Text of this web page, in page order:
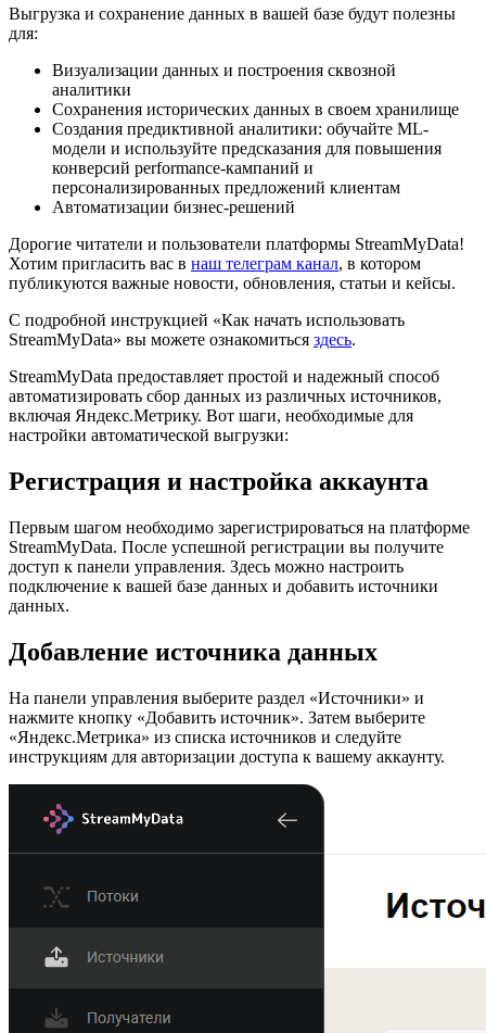
Выгрузка и сохранение данных в вашей базе будут полезны
для:
Визуализации данных и построения сквозной
аналитики
Сохранения исторических данных в своем хранилище
Создания предиктивной аналитики: обучайте ML-
модели и используйте предсказания для повышения
конверсий performance-кампаний и
персонализированных предложений клиентам
Автоматизации бизнес-решений
Дорогие читатели и пользователи платформы StreamMyData!
Хотим пригласить вас в наш телеграм канал, в котором
публикуются важные новости, обновления, статьи и кейсы.
С подробной инструкцией «Как начать использовать
StreamMyData» вы можете ознакомиться здесь.
StreamMyData предоставляет простой и надежный способ
автоматизировать сбор данных из различных источников,
включая Яндекс.Метрику. Вот шаги, необходимые для
настройки автоматической выгрузки:
Регистрация и настройка аккаунта
Первым шагом необходимо зарегистрироваться на платформе
StreamMyData. После успешной регистрации вы получите
доступ к панели управления. Здесь можно настроить
подключение к вашей базе данных и добавить источники
данных.
Добавление источника данных
На панели управления выберите раздел «Источники» и
нажмите кнопку «Добавить источник». Затем выберите
«Яндекс.Метрика» из списка источников и следуйте
инструкциям для авторизации доступа к вашему аккаунту.